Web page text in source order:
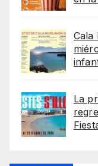
Cala
La